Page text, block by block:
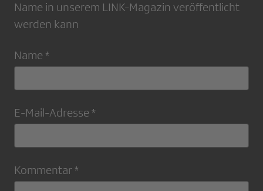
Name in unserem LINK-Magazin veröffentlicht
werden kann
Name *
E-Mail-Adresse *
Kommentar *